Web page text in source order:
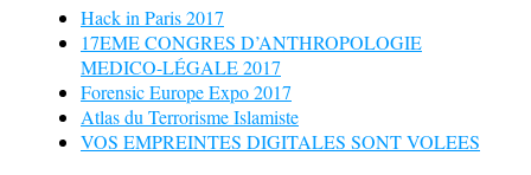
Hack in Paris 2017
17EME CONGRES D’ANTHROPOLOGIE
MEDICO-LÉGALE 2017
Forensic Europe Expo 2017
Atlas du Terrorisme Islamiste
VOS EMPREINTES DIGITALES SONT VOLEES